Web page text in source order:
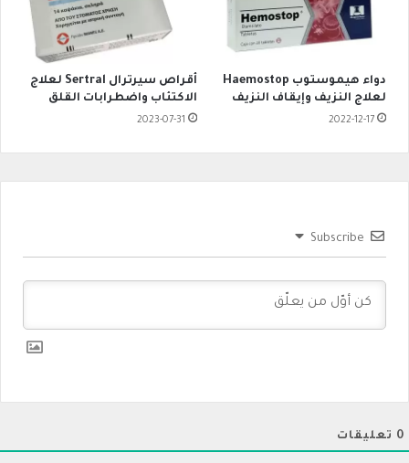
دواء هيموستوب Haemostop
لعلاج النزيف وإيقاف النزيف
2022-12-17
أقراص سيرترال Sertral لعلاج
الاكتئاب واضطرابات القلق
2023-07-31
Subscribe
0 تعليقات